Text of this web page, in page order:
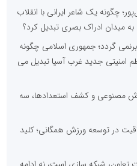
چگونه یک شاعر ایرانی با انقلاب
میدان ادراک بصری تبدیل کرد؟
گردد؛ جمهوری اسلامی چگونه
امنیتی جدید غرب آسیا تبدیل می
مصنوعی و کشف استعدادها، سه
در توسعه ورزش همگانی؛ کلید